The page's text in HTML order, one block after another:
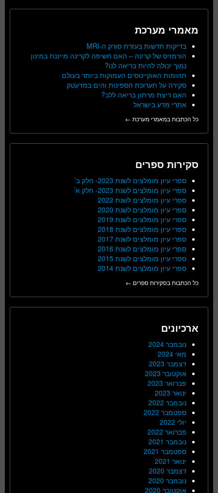
מאמרי מערכת
בדיקות חדשות בעזרת סורק ה-MRI
הורמזיס של קרינה – האם חשיפה לקרינה מייננת במינון
נמוך יכולה להיות בריאה לנו?
תהומות האוקיינוסים העמוקות ביותר בעולם
סקירה על תערוכת הספינות והים במדעטק
האם ריצת מרתון בריאה ללב?
אתרי מדע בישראל
כל הכתבות במאמרי מערכת ←
סקירות ספרים
ספרי עיון מומלצים לשנת 2023- חלק ב’
ספרי עיון מומלצים לשנת 2023- חלק א’
ספרי עיון מומלצים לשנת 2022
ספרי עיון מומלצים לשנת 2020
ספרי עיון מומלצים לשנת 2019
ספרי עיון מומלצים לשנת 2018
ספרי עיון מומלצים לשנת 2017
ספרי עיון מומלצים לשנת 2016
ספרי עיון מומלצים לשנת 2015
ספרי עיון מומלצים לשנת 2014
כל הכתבות בסקירות ספרים ←
ארכיונים
נובמבר 2024
מאי 2024
דצמבר 2023
אוקטובר 2023
פברואר 2023
ינואר 2023
נובמבר 2022
ספטמבר 2022
יולי 2022
פברואר 2022
נובמבר 2021
ספטמבר 2021
ינואר 2021
דצמבר 2020
נובמבר 2020
אוקטובר 2020